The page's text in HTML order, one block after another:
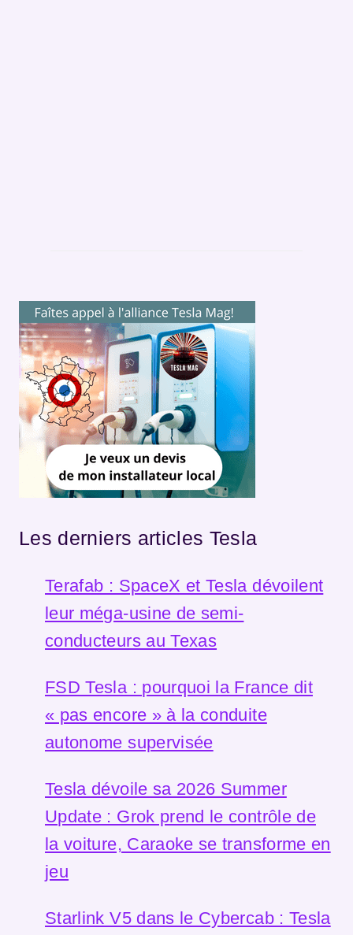
Les derniers articles Tesla
Terafab : SpaceX et Tesla dévoilent
leur méga-usine de semi-
conducteurs au Texas
FSD Tesla : pourquoi la France dit
« pas encore » à la conduite
autonome supervisée
Tesla dévoile sa 2026 Summer
Update : Grok prend le contrôle de
la voiture, Caraoke se transforme en
jeu
Starlink V5 dans le Cybercab : Tesla